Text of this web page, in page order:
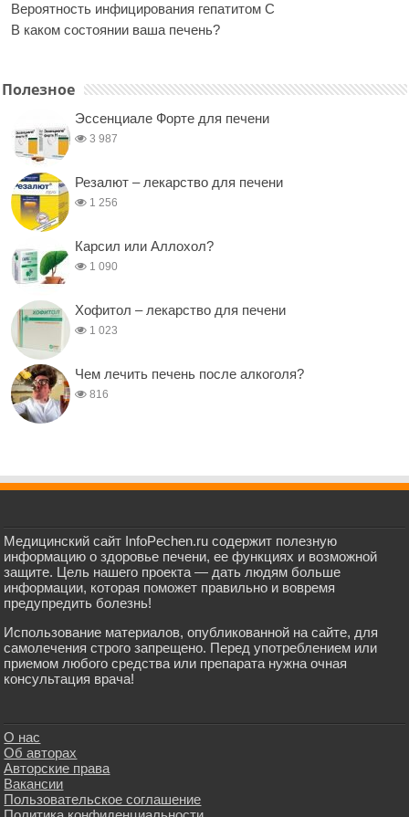
Вероятность инфицирования гепатитом С
В каком состоянии ваша печень?
Полезное
Эссенциале Форте для печени
3 987
Резалют – лекарство для печени
1 256
Карсил или Аллохол?
1 090
Хофитол – лекарство для печени
1 023
Чем лечить печень после алкоголя?
816
Медицинский сайт InfoPechen.ru содержит полезную
информацию о здоровье печени, ее функциях и возможной
защите. Цель нашего проекта — дать людям больше
информации, которая поможет правильно и вовремя
предупредить болезнь!
Использование материалов, опубликованной на сайте, для
самолечения строго запрещено. Перед употреблением или
приемом любого средства или препарата нужна очная
консультация врача!
О нас
Об авторах
Авторские права
Вакансии
Пользовательское соглашение